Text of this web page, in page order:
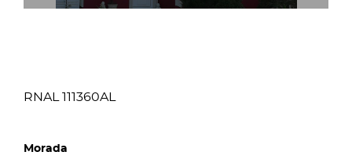
RNAL 111360AL
Morada